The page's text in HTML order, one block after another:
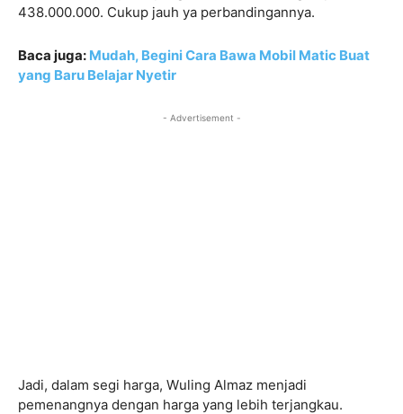
438.000.000. Cukup jauh ya perbandingannya.
Baca juga: Mudah, Begini Cara Bawa Mobil Matic Buat
yang Baru Belajar Nyetir
- Advertisement -
Jadi, dalam segi harga, Wuling Almaz menjadi
pemenangnya dengan harga yang lebih terjangkau.